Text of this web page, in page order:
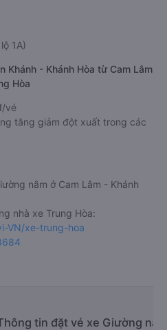
1A)
Khánh - Khánh Hòa từ Cam Lâm
Hòa
vé
tăng giảm đột xuất trong các
nằm ở Cam Lâm - Khánh
nhà xe Trung Hòa:
VN/xe-trung-hoa
tin đặt vé xe Giường